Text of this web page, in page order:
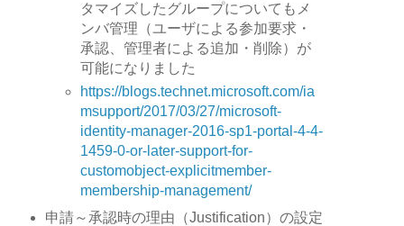
タマイズしたグループについてもメ
ンバ管理（ユーザによる参加要求・
承認、管理者による追加・削除）が
可能になりました
https://blogs.technet.microsoft.com/ia
msupport/2017/03/27/microsoft-
identity-manager-2016-sp1-portal-4-4-
1459-0-or-later-support-for-
customobject-explicitmember-
membership-management/
申請～承認時の理由（Justification）の設定